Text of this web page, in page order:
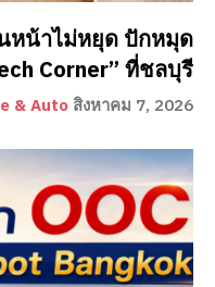
หน้าไม่หยุด ปักหมุด
Corner” ที่ชลบุรี
& Auto สิงหาคม 7, 2026